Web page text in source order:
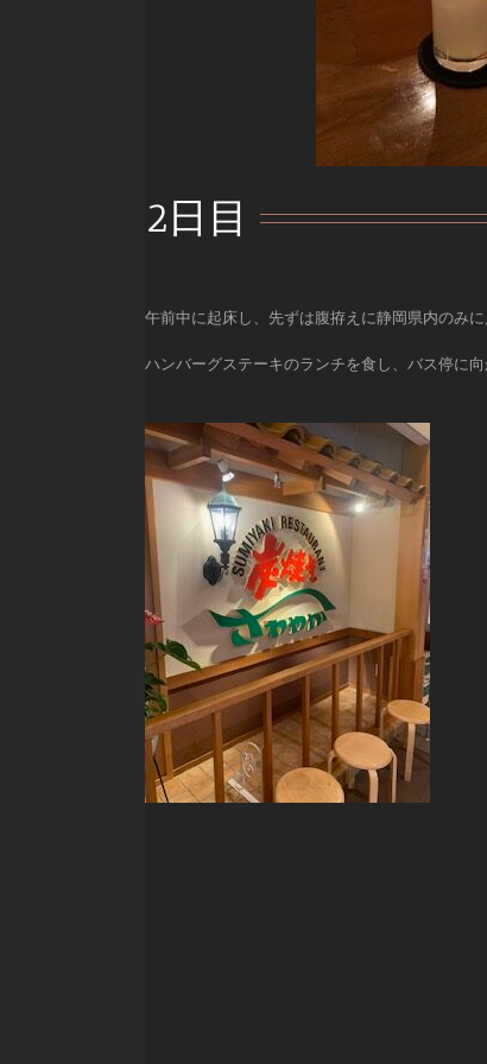
2日目
午前中に起床し、先ずは腹拵えに静岡県内のみ
ハンバーグステーキのランチを食し、バス停に